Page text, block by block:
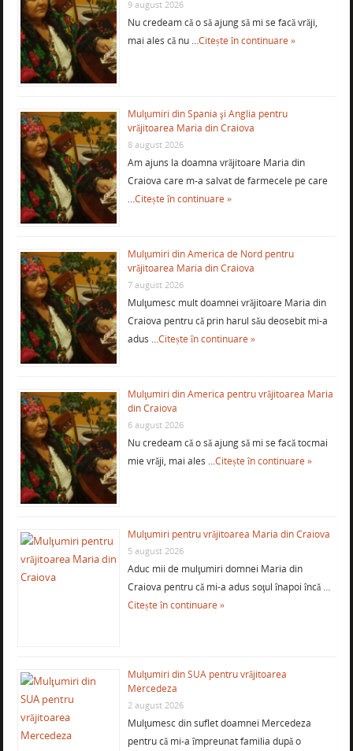
9 august 2026
Nu credeam că o să ajung să mi se facă vrăji,
mai ales că nu …Citește în continuare »
Mulţumiri din Spania şi Anglia pentru
vrăjitoarea Maria din Craiova
8 august 2026
Am ajuns la doamna vrăjitoare Maria din
Craiova care m-a salvat de farmecele pe care
…Citește în continuare »
Mulţumiri din America de Nord pentru
vrăjitoarea Maria din Craiova
7 august 2026
Mulţumesc mult doamnei vrăjitoare Maria din
Craiova pentru că prin harul său deosebit mi-a
adus …Citește în continuare »
Mulţumiri din America pentru vrăjitoarea Maria
din Craiova
6 august 2026
Nu credeam că o să ajung să mi se facă tocmai
mie vrăji, mai ales …Citește în continuare »
Mulţumiri pentru vrăjitoarea Maria din Craiova
5 august 2026
Aduc mii de mulţumiri domnei Maria din
Craiova pentru că mi-a adus soţul înapoi încă …
Citește în continuare »
Mulţumiri din SUA pentru vrăjitoarea
Mercedeza
2 august 2026
Mulţumesc din suflet doamnei Mercedeza
pentru că mi-a împreunat familia după o